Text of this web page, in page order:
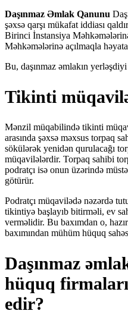
Daşınmaz Əmlak Qanunu
şəxsə qarşı mükafat iddiası
Birinci İnstansiya
Məhkəmələrinə açılmaqla
Bu, daşınmaz əmlakın yerləşdiyi
Tikinti
Mənzil müqabilində tikinti
arasında şəxsə məxsus torpaq
sökülərək yenidən qurulacağı
müqavilələrdir. Torpaq sahibi
podratçı isə onun üzərində
götürür.
Podratçı müqavilədə nəzərdə
tikintiyə başlayıb bitirməli, ev
verməlidir. Bu baxımdan o,
baxımından mühüm hüquq
Daşınmaz
hüquq
edir?